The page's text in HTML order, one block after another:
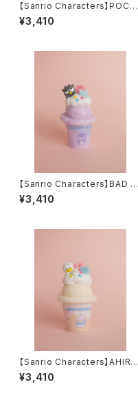
【Sanrio Characters】POCH
ACCO CANDLE
¥3,410
【Sanrio Characters】BAD B
ADTZ-MARU CANDLE
¥3,410
【Sanrio Characters】AHIRU
NOPEKKLE CANDLE
¥3,410